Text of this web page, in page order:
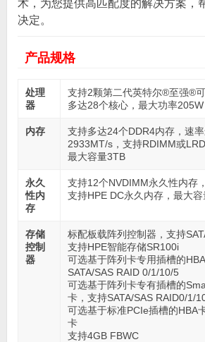
术，为您提供高匹配度的解决方案，
决定。
产品规格
处理
器
支持2颗第二代英特尔®至强®
多达28个核心，最大功率205W
内存
支持多达24个DDR4内存，速
2933MT/s，支持RDIMM或
最大容量3TB
永久
性内
存
支持12个NVDIMM永久性内存
支持HPE DC永久内存，最大
存储
控制
器
标配板载阵列控制器，支持
支持HPE智能存储SR100i
可选基于阵列卡专用插槽的
SATA/SAS RAID 0/1/10/5
可选基于阵列卡专有插槽的
卡，支持SATA/SAS RAID0/1/
可选基于标准PCIe插槽的HBA
卡
支持4GB FBWC